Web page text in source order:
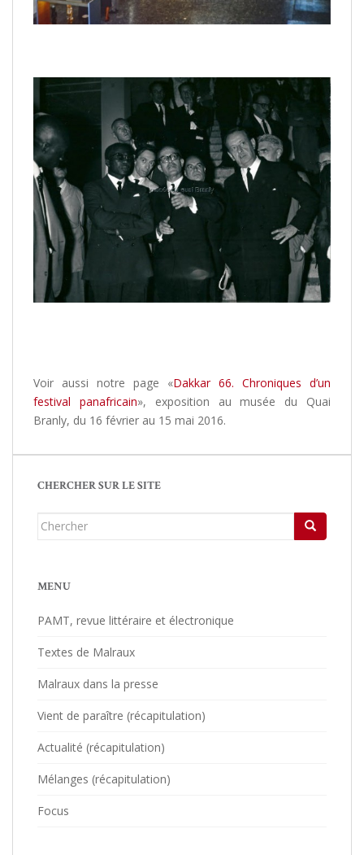
Voir aussi notre page «Dakkar 66. Chroniques d’un
festival panafricain», exposition au musée du Quai
Branly, du 16 février au 15 mai 2016.
CHERCHER SUR LE SITE
Chercher...
MENU
PAMT, revue littéraire et électronique
Textes de Malraux
Malraux dans la presse
Vient de paraître (récapitulation)
Actualité (récapitulation)
Mélanges (récapitulation)
Focus